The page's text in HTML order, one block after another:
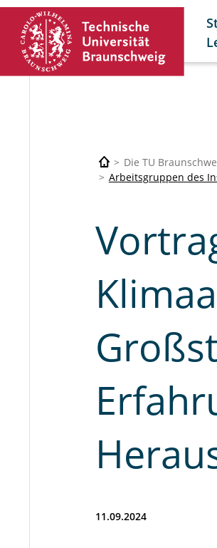
Die TU
Arbeitsgruppen des
11.09.2024